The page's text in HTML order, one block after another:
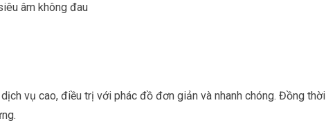
âm không đau
vụ cao, điều trị với phác đồ đơn giản và nhanh chóng. Đồng thời